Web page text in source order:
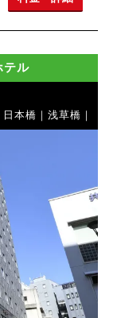
テル
日本橋｜浅草橋｜